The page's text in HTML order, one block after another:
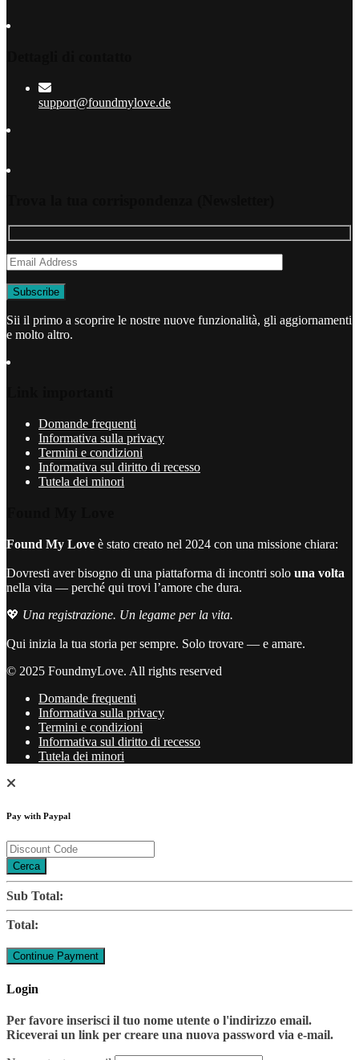
support@foundmylove.de
Sii il primo a scoprire le nostre nuove funzionalità, gli aggiornamenti
e molto altro.
Domande frequenti
Informativa sulla privacy
Termini e condizioni
Informativa sul diritto di recesso
Tutela dei minori
Found My Love è stato creato nel 2024 con una missione chiara:
Dovresti aver bisogno di una piattaforma di incontri solo una volta
nella vita — perché qui trovi l’amore che dura.
💖 Una registrazione. Un legame per la vita.
Qui inizia la tua storia per sempre. Solo trovare — e amare.
© 2025 FoundmyLove. All rights reserved
Domande frequenti
Informativa sulla privacy
Termini e condizioni
Informativa sul diritto di recesso
Tutela dei minori
Pay with Paypal
Cerca
Sub Total:
Total:
Login
Per favore inserisci il tuo nome utente o l'indirizzo email.
Riceverai un link per creare una nuova password via e-mail.